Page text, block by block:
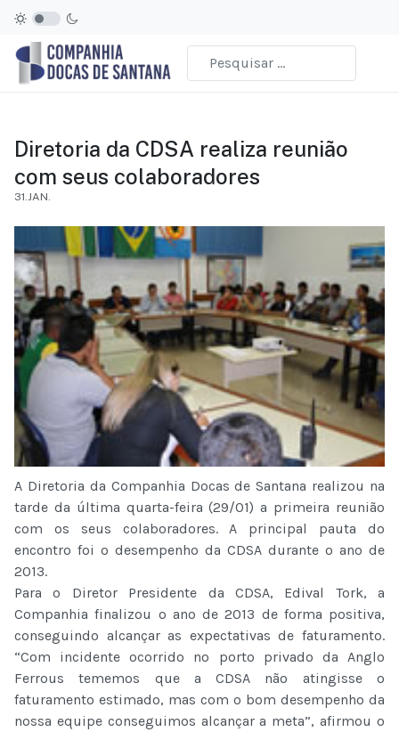
Diretoria da CDSA realiza reunião
com seus colaboradores
31.JAN.
A Diretoria da Companhia Docas de Santana realizou na
tarde da última quarta-feira (29/01) a primeira reunião
com os seus colaboradores. A principal pauta do
encontro foi o desempenho da CDSA durante o ano de
2013.
Para o Diretor Presidente da CDSA, Edival Tork, a
Companhia finalizou o ano de 2013 de forma positiva,
conseguindo alcançar as expectativas de faturamento.
“Com incidente ocorrido no porto privado da Anglo
Ferrous tememos que a CDSA não atingisse o
faturamento estimado, mas com o bom desempenho da
nossa equipe conseguimos alcançar a meta”, afirmou o